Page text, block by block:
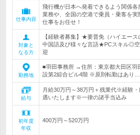
仕事内容
飛行機が日本へ発着できるよう関係各
業務や、全国の空港で乗員・乗客を
仕事をお任せ！
対象と
なる方
【経験者募集】★要普免（ハイエース
中国語及び様々な言語★PCスキル◎
迎
勤務地
■羽田事務所 →住所：東京都大田区羽
設第2綜合ビル4階 ※原則転勤はあり…
給与
月給30万円～38万円＋残業代※経験
遇いたします※一律の諸手当込み
初年度
年収
400万円～520万円